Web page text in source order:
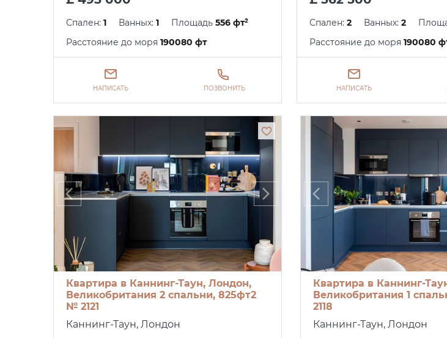
Спален: 1 Ванных: 1 Площадь 556 фт²
Расстояние до моря 190080 фт
НАПИСАТЬ ПОЗВОНИТЬ
Спален: 2 Ванных: 2
Расстояние до моря 190080
НАПИСАТЬ
Квартира в Каннинг-Таун, Лондон,
Великобритания 2 спальни, 825фт2
№ 2121
Каннинг-Таун, Лондон
Квартира в Каннинг-
Великобритания 1
2118
Каннинг-Таун, Лондон